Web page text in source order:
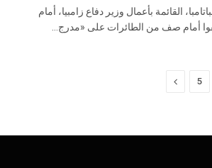
القائمة بأعمال وزير دفاع زامبيا، أمام
أمام صف من الطائرات على «مدرج…
5 التالي